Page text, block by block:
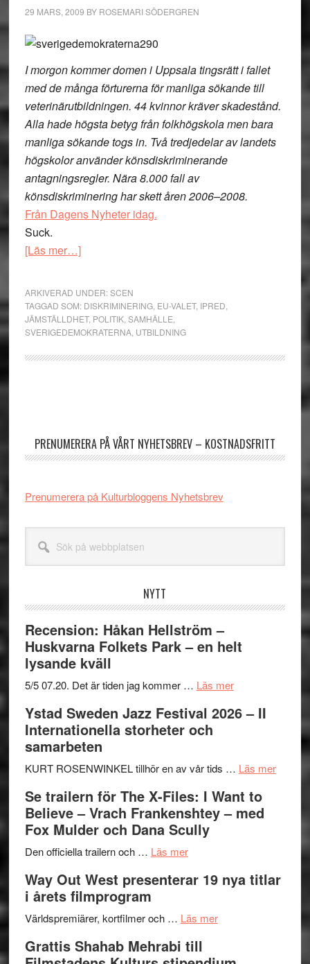
29 MARS, 2009 BY ROSEMARI SÖDERGREN
I morgon kommer domen i Uppsala tingsrätt i fallet
med de många förturerna för manliga sökande till
veterinärutbildningen. 44 kvinnor kräver skadestånd.
Alla hade högsta betyg från folkhögskola men bara
manliga sökande togs in. Två tredjedelar av landets
högskolor använder könsdiskriminerande
antagningsregler. Nära 8.000 fall av
könsdiskriminering har skett åren 2006–2008.
Från Dagens Nyheter idag.
Suck.
[Läs mer…]om
och
ett
hopp:
Könsdiskriminerande
parlamentet
ARKIVERAD UNDER:SCEN
TAGGAD SOM: DISKRIMINERING, EU-VALET, IPRED
JÄMSTÄLLDHET, POLITIK, SAMHÄLLE
SVERIGEDEMOKRATERNA, UTBILDNING
PRENUMERERA PÅ VÅRT NYHETSBREV – KOSTNADSFRITT
Prenumerera på Kulturbloggens Nyhetsbrev
webbplatsen
NYTT
Recension: Håkan Hellström –
Huskvarna Folkets Park – en helt
lysande kväll
5/5 07.20. Det är tiden jag kommer … Läs merom
Håkan
Huskvarna
Park
–
kväll
Ystad Sweden Jazz Festival 2026 – II
Internationella storheter och
samarbeten
KURT ROSENWINKEL tillhör en av vår tids … Läs merom
II
Se trailern för The X-Files: I Want to
Believe – Vrach Frankenshtey – med
Fox Mulder och Dana Scully
Den officiella trailern och … Läs merom
trailern
The
Files:
Way Out West presenterar 19 nya titlar
i årets filmprogram
Världspremiärer, kortfilmer och … Läs merom
Grattis Shahab Mehrabi till